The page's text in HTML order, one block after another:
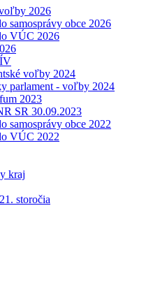
2026
samosprávy obce 2026
VÚC 2026
voľby 2024
parlament - voľby 2024
2023
SR 30.09.2023
samosprávy obce 2022
VÚC 2022
kraj
storočia